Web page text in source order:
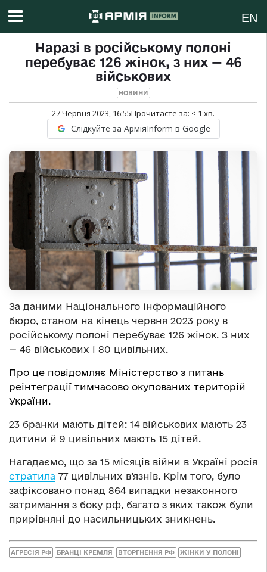
EN
Наразі в російському полоні
перебуває 126 жінок, з них — 46
військових
НОВИНИ
27 Червня 2023, 16:55Прочитаєте за: < 1 хв.
Слідкуйте за АрміяInform в Google
За даними Національного інформаційного
бюро, станом на кінець червня 2023 року в
російському полоні перебуває 126 жінок. З них
— 46 військових і 80 цивільних.
Про це повідомляє Міністерство з питань
реінтеграції тимчасово окупованих територій
України.
23 бранки мають дітей: 14 військових мають 23
дитини й 9 цивільних мають 15 дітей.
Нагадаємо, що за 15 місяців війни в Україні росія
стратила 77 цивільних в’язнів. Крім того, було
зафіксовано понад 864 випадки незаконного
затримання з боку рф, багато з яких також були
прирівняні до насильницьких зникнень.
АГРЕСІЯ РФ БРАНЦІ КРЕМЛЯ ВТОРГНЕННЯ РФ ЖІНКИ У ПОЛОНІ